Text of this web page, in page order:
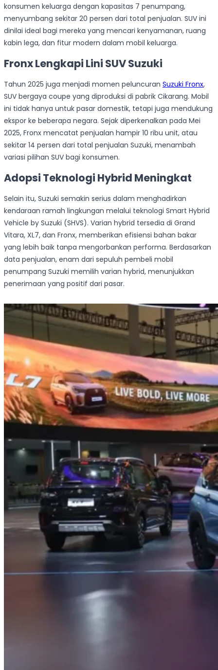
konsumen keluarga dengan kapasitas 7 penumpang,
menyumbang sekitar 20 persen dari total penjualan. SUV ini
dinilai ideal bagi mereka yang mencari kenyamanan, ruang
kabin lega, dan fitur modern dalam mobil keluarga.
Fronx Lengkapi Lini SUV Suzuki
Tahun 2025 juga menjadi momen peluncuran Suzuki Fronx,
SUV bergaya coupe yang diproduksi di pabrik Cikarang. Mobil
ini tidak hanya untuk pasar domestik, tetapi juga mendukung
ekspor ke beberapa negara. Sejak diperkenalkan pada Mei
2025, Fronx mencatat penjualan hampir 10 ribu unit, atau
sekitar 14 persen dari total penjualan Suzuki, menambah
variasi pilihan SUV bagi konsumen.
Adopsi Teknologi Hybrid Meningkat
Selain itu, Suzuki semakin serius dalam menghadirkan
kendaraan ramah lingkungan melalui teknologi Smart Hybrid
Vehicle by Suzuki (SHVS). Varian hybrid tersedia di Grand
Vitara, XL7, dan Fronx, memberikan efisiensi bahan bakar
yang lebih baik tanpa mengorbankan performa. Berdasarkan
data penjualan, enam dari sepuluh pembeli mobil
penumpang Suzuki memilih varian hybrid, menunjukkan
penerimaan yang positif dari pasar.